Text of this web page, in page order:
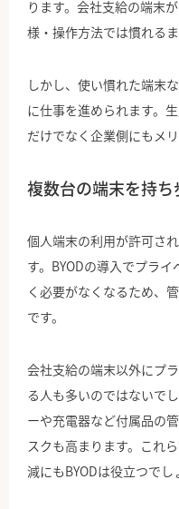
ります。会社支給の端末
様・操作方法では慣れる
しかし、使い慣れた端末
に仕事を進められます。
だけでなく企業側にもメ
複数台の端末を持
個人端末の利用が許可さ
す。BYODの導入でプラ
く必要がなくなるため、
です。
会社支給の端末以外にプ
る人も多いのではないで
ーや充電器など付属品の
スクも高まります。これ
減にもBYODは役立つでし